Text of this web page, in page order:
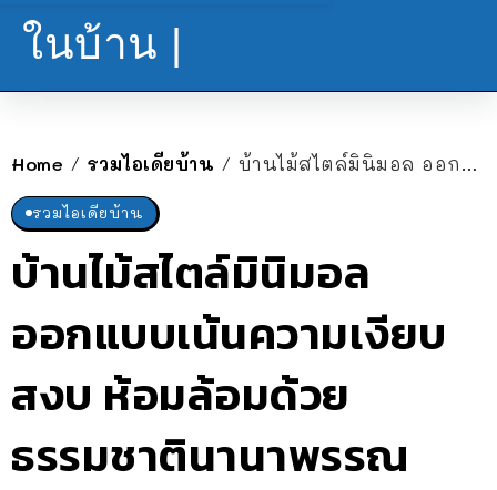
ในบ้าน |
Home / รวมไอเดียบ้าน / บ้านไม้สไตล์มินิมอล ออกแบบเน้นความเงียบสงบ ห้อมล้อมด้วยธรรมชาตินานาพรรณ
รวมไอเดียบ้าน
บ้านไม้สไตล์มินิมอล
ออกแบบเน้นความเงียบ
สงบ ห้อมล้อมด้วย
ธรรมชาตินานาพรรณ